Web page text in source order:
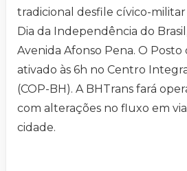
tradicional desfile cívico-
Dia da Independência do
Avenida Afonso Pena. O Posto
ativado às 6h no Centro
(COP-BH). A BHTrans fará
com alterações no fluxo em
cidade.